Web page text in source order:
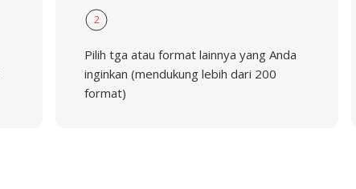
2
Pilih tga atau format lainnya yang Anda
inginkan (mendukung lebih dari 200
format)